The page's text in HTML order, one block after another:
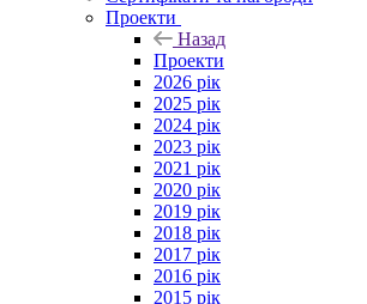
Проекти
Назад
Проекти
2026 рік
2025 рік
2024 рік
2023 рік
2021 рік
2020 рік
2019 рік
2018 рік
2017 рік
2016 рік
2015 рік